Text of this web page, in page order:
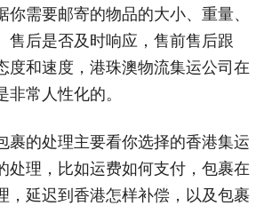
你需要邮寄的物品的大小、重量、
售后是否及时响应，售前售后跟
度和速度，港珠澳物流集运公司在
常人性化的。
裹的处理主要看你选择的香港集运
处理，比如运费如何支付，包裹在
，延迟到香港怎样补偿，以及包裹